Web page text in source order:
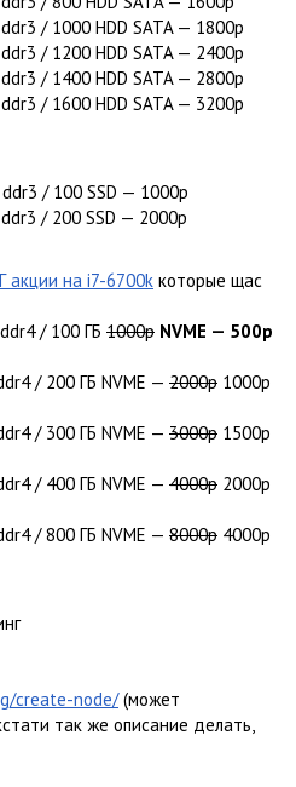
/ 1000 HDD SATA — 1800р
/ 1200 HDD SATA — 2400р
/ 1400 HDD SATA — 2800р
/ 1600 HDD SATA — 3200р
/ 100 SSD — 1000р
/ 200 SSD — 2000р
акции на i7-6700k которые щас
/ 100 ГБ 1000р NVME — 500р
/ 200 ГБ NVME — 2000р 1000р
/ 300 ГБ NVME — 3000р 1500р
/ 400 ГБ NVME — 4000р 2000р
/ 800 ГБ NVME — 8000р 4000р
create-node/(может
так же описание делать,